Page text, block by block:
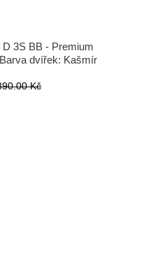
3S BB - Premium
dvířek: Kašmír
Kč